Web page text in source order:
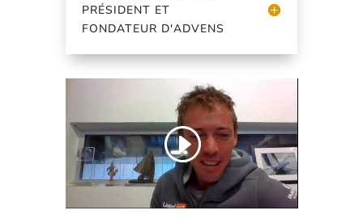
PRÉSIDENT ET
FONDATEUR D'ADVENS